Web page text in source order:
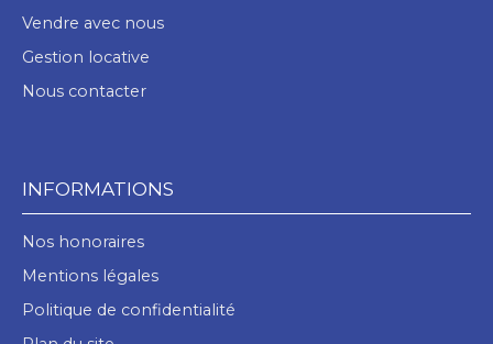
Vendre avec nous
Gestion locative
Nous contacter
INFORMATIONS
Nos honoraires
Mentions légales
Politique de confidentialité